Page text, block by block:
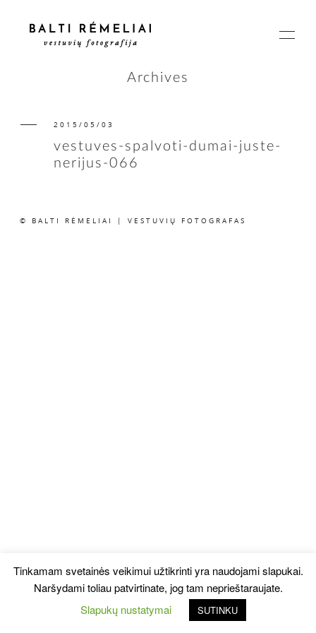
PAGRINDINIS
ISTORIJOS
Archives
2015/05/03
vestuves-spalvoti-dumai-juste-
nerijus-066
© BALTI RĖMELIAI | VESTUVIŲ FOTOGRAFAS
Tinkamam svetainės veikimui užtikrinti yra naudojami slapukai.
Naršydami toliau patvirtinate, jog tam neprieštaraujate.
Slapukų nustatymai
SUTINKU